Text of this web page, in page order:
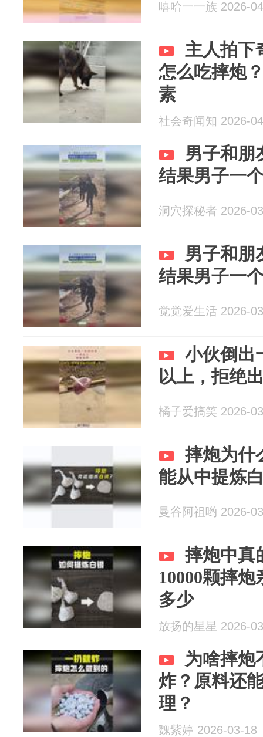
嘻哈一一族 2026-
主人拍下
怎么吃摔炮
素
社会奇闻知 2026-
男子和朋
结果男子一
洞穴探秘者 2026-
男子和朋
结果男子一
觉觉爱生活 2026-
小伙倒出
以上，拒绝
橘子爱搞笑 2026-
摔炮为什
能从中提炼
曼谷阿祖哟 2026-
摔炮中真
10000颗摔
多少
放扬的星星 2026-
为啥摔炮
炸？原料还
理？
魏紫婷 2026-03-18